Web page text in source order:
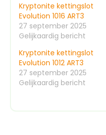
Kryptonite kettingslot
Evolution 1016 ART3
27 september 2025
Gelijkaardig bericht
Kryptonite kettingslot
Evolution 1012 ART3
27 september 2025
Gelijkaardig bericht